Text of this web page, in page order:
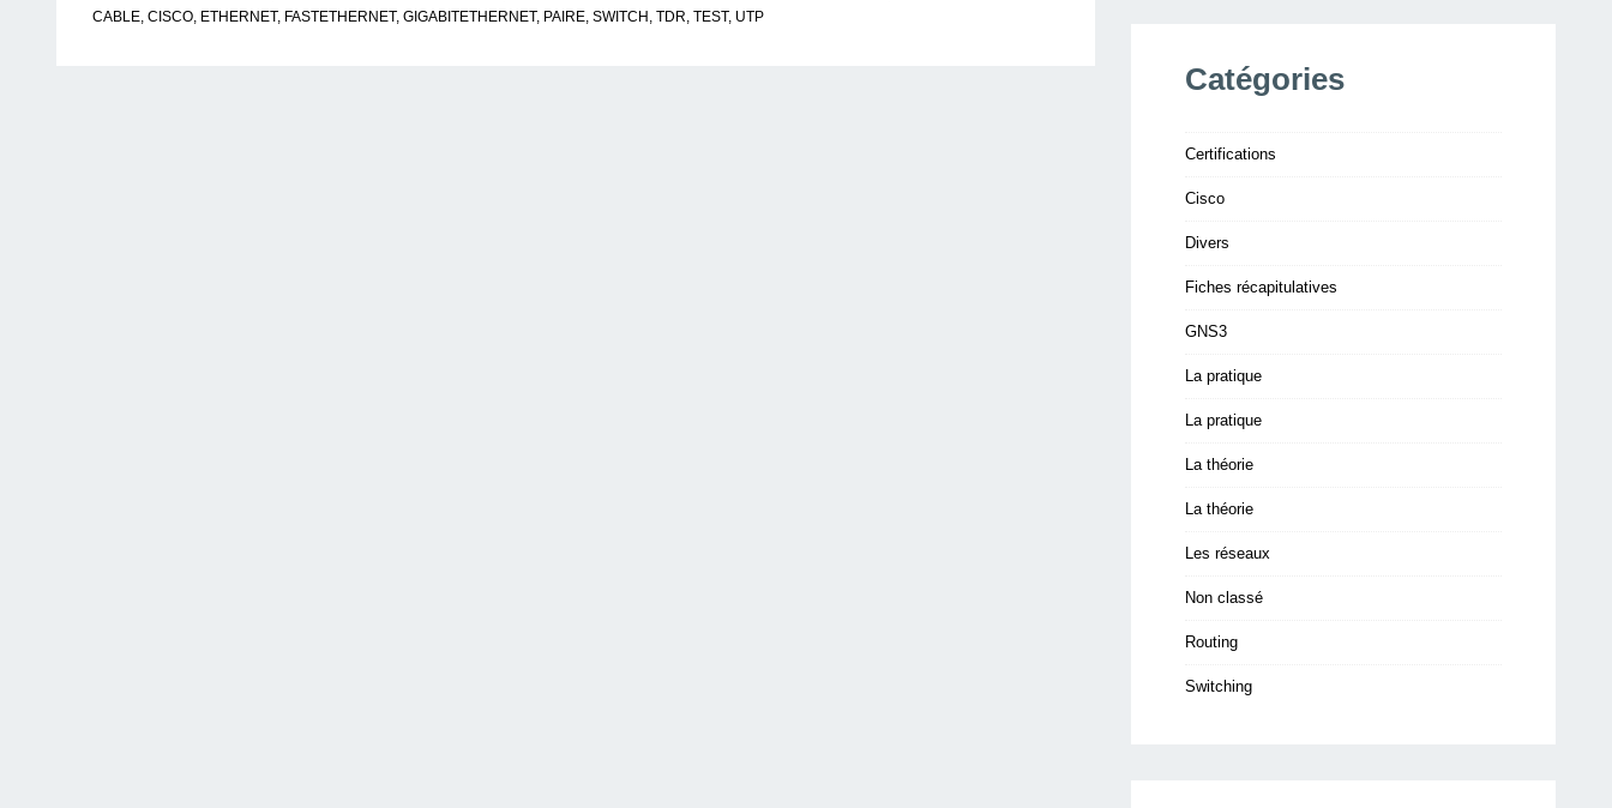
CABLE, CISCO, ETHERNET, FASTETHERNET, GIGABITETHERNET, PAIRE, SWITCH , TDR, TEST, UTP
Catégories
Certifications
Cisco
Divers
Fiches récapitulatives
GNS3
La pratique
La pratique
La théorie
La théorie
Les réseaux
Non classé
Routing
Switching